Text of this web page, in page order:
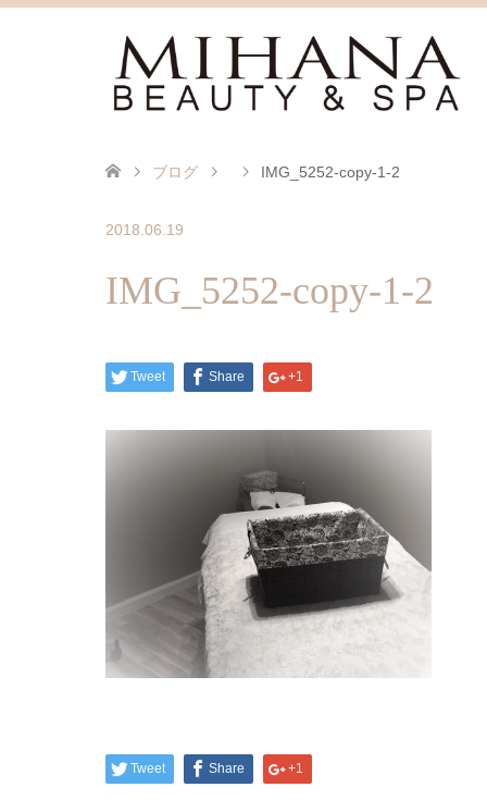
ブログ IMG_5252-copy-1-2
2018.06.19
IMG_5252-copy-1-2
Tweet Share +1
Tweet Share +1